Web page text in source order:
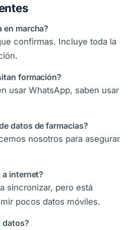
en marcha?
confirmas. Incluye toda la
formación?
usar WhatsApp, saben usar
datos de farmacias?
nosotros para asegurar
a internet?
sincronizar, pero está
pocos datos móviles.
datos?